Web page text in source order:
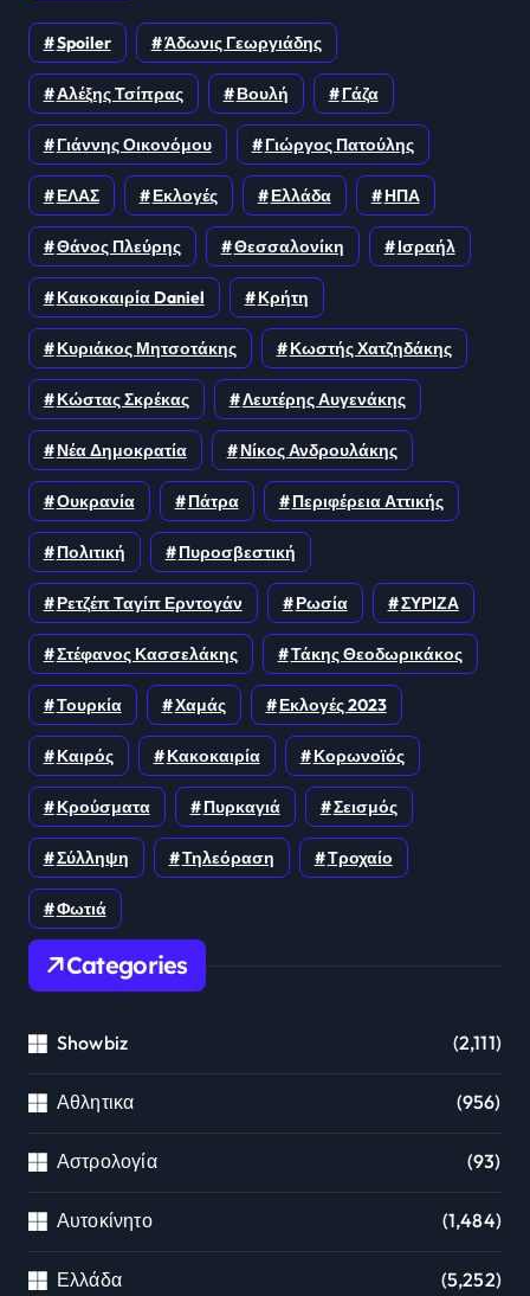
Spoiler Άδωνις Γεωργιάδης
Αλέξης Τσίπρας Βουλή Γάζα
Γιάννης Οικονόμου Γιώργος Πατούλης
ΕΛΑΣ Εκλογές Ελλάδα ΗΠΑ
Θάνος Πλεύρης Θεσσαλονίκη Ισραήλ
Κακοκαιρία Daniel Κρήτη
Κυριάκος Μητσοτάκης Κωστής Χατζηδάκης
Κώστας Σκρέκας Λευτέρης Αυγενάκης
Νέα Δημοκρατία Νίκος Ανδρουλάκης
Ουκρανία Πάτρα Περιφέρεια Αττικής
Πολιτική Πυροσβεστική
Ρετζέπ Ταγίπ Ερντογάν Ρωσία ΣΥΡΙΖΑ
Στέφανος Κασσελάκης Τάκης Θεοδωρικάκος
Τουρκία Χαμάς Εκλογές 2023
Καιρός Κακοκαιρία Κορωνοϊός
Κρούσματα Πυρκαγιά Σεισμός
Σύλληψη Τηλεόραση Τροχαίο
Φωτιά
Categories
Showbiz (2,111)
Αθλητικα (956)
Αστρολογία (93)
Αυτοκίνητο (1,484)
Ελλάδα (5,252)